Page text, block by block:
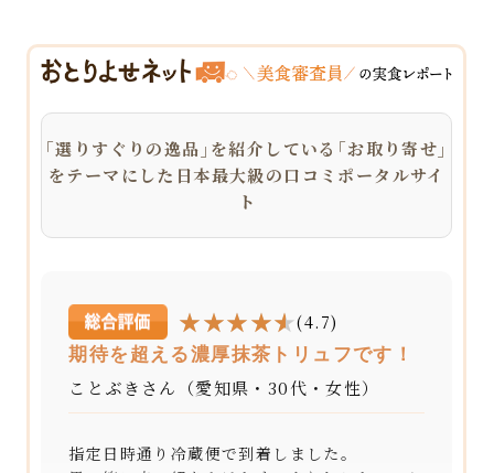
｢選りすぐりの逸品｣を紹介している｢お取り寄せ｣
をテーマにした日本最大級の口コミポータルサイ
ト
期待を超える濃厚抹茶トリュフです！
ことぶきさん（愛知県・30代・女性）
(4.7)
指定日時通り冷蔵便で到着しました。